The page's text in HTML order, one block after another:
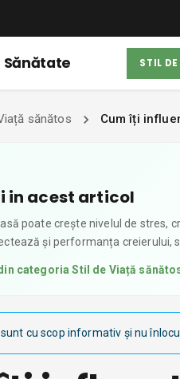
STIL
sănătos Cum îți
in acest articol
poate crește nivelul de stres,
și performanța creierului,
categoriaStil de Viață
cu scop informativ și nu